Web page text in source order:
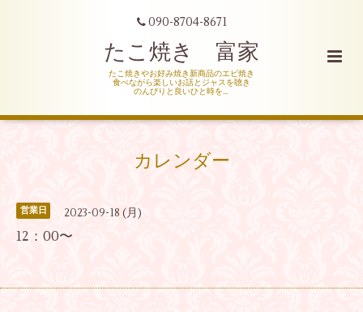
090-8704-8671
たこ焼き 富家
たこ焼きやお好み焼き新商品のエビ焼き
食べながら楽しいお話とジャスを聴き
のんびりと良いひと時を…
カレンダー
営業日 2023-09-18 (月)
12：00〜